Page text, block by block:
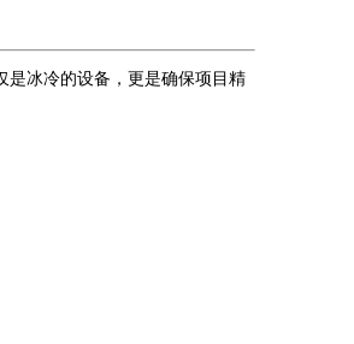
是冰冷的设备，更是确保项目精